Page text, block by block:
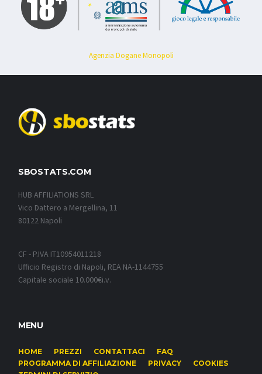
Agenzia Dogane Monopoli
SBOSTATS.COM
HUB AFFILIATIONS SRL
Vico Dattero a Mergellina, 11
80122 Napoli
CF - P.IVA IT10954011218
Ufficio Registro di Napoli, REA NA-1144755
Capitale sociale 10.000€i.v.
MENU
HOME PREZZI CONTATTACI
FAQ
PROGRAMMA DI AFFILIAZIONE
PRIVACY
COOKIES